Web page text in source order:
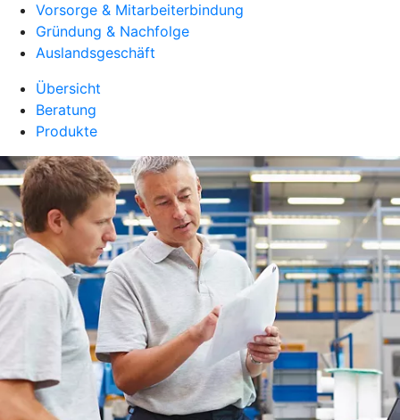
Vorsorge & Mitarbeiterbindung
Gründung & Nachfolge
Auslandsgeschäft
Übersicht
Beratung
Produkte